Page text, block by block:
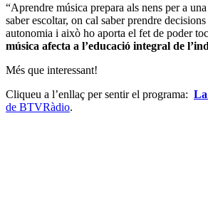
“Aprendre música prepara als nens per a
saber escoltar, on cal saber prendre
autonomia i això ho aporta el fet de poder
música afecta a l’educació integral de
Més que interessant!
Cliqueu a l’enllaç per sentir el programa: La
de BTVRàdio.